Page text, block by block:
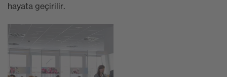
hayata geçirilir.